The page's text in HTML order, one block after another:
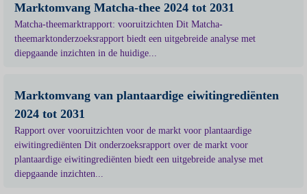
Marktomvang Matcha-thee 2024 tot 2031
Matcha-theemarktrapport: vooruitzichten Dit Matcha-
theemarktonderzoeksrapport biedt een uitgebreide analyse met
diepgaande inzichten in de huidige...
Marktomvang van plantaardige eiwitingrediënten
2024 tot 2031
Rapport over vooruitzichten voor de markt voor plantaardige
eiwitingrediënten Dit onderzoeksrapport over de markt voor
plantaardige eiwitingrediënten biedt een uitgebreide analyse met
diepgaande inzichten...